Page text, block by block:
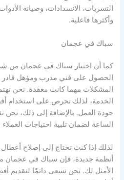
التسربات، الانسدادات، وصيانة
وأكثرها فاعلية.
سباك في عجمان
كما أن اختيار سباك في عجمان من
الحصول على فني مدرب ومؤهل قادر
المشكلات مهما كانت معقدة. نحن
الخدمة، لذلك نحرص على استخدام
جودة العمل. بالإضافة إلى ذلك، نحن
الساعة لضمان تلبية احتياجات
لذلك إذا كنت تحتاج إلى إصلاح أعطال
أنظمة جديدة، فإن سباك في عجمان
الأمثل لك. نحن نسعى دائمًا لتقديم